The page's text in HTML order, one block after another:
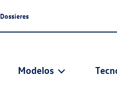
Dossieres
Modelos